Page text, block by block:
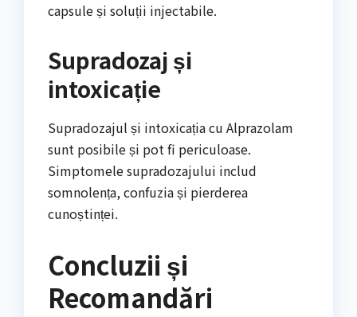
capsule și soluții injectabile.
Supradozaj și
intoxicație
Supradozajul și intoxicația cu Alprazolam
sunt posibile și pot fi periculoase.
Simptomele supradozajului includ
somnolența, confuzia și pierderea
cunoștinței.
Concluzii și
Recomandări